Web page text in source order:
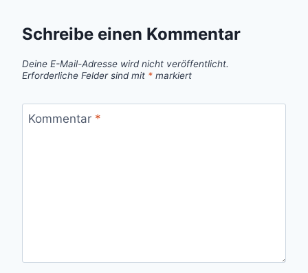
Schreibe einen Kommentar
Deine E-Mail-Adresse wird nicht veröffentlicht.
Erforderliche Felder sind mit * markiert
Kommentar *